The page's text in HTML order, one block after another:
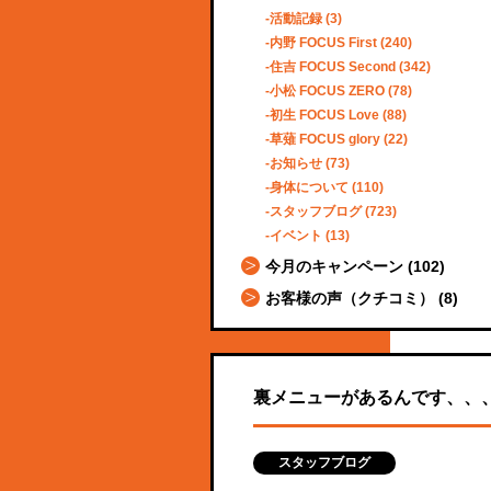
活動記録 (3)
内野 FOCUS First (240)
住吉 FOCUS Second (342)
小松 FOCUS ZERO (78)
初生 FOCUS Love (88)
草薙 FOCUS glory (22)
お知らせ (73)
身体について (110)
スタッフブログ(723)
イベント (13)
今月のキャンペーン (102)
お客様の声（クチコミ）
(8)
裏メニューがあるんです、、
スタッフブログ